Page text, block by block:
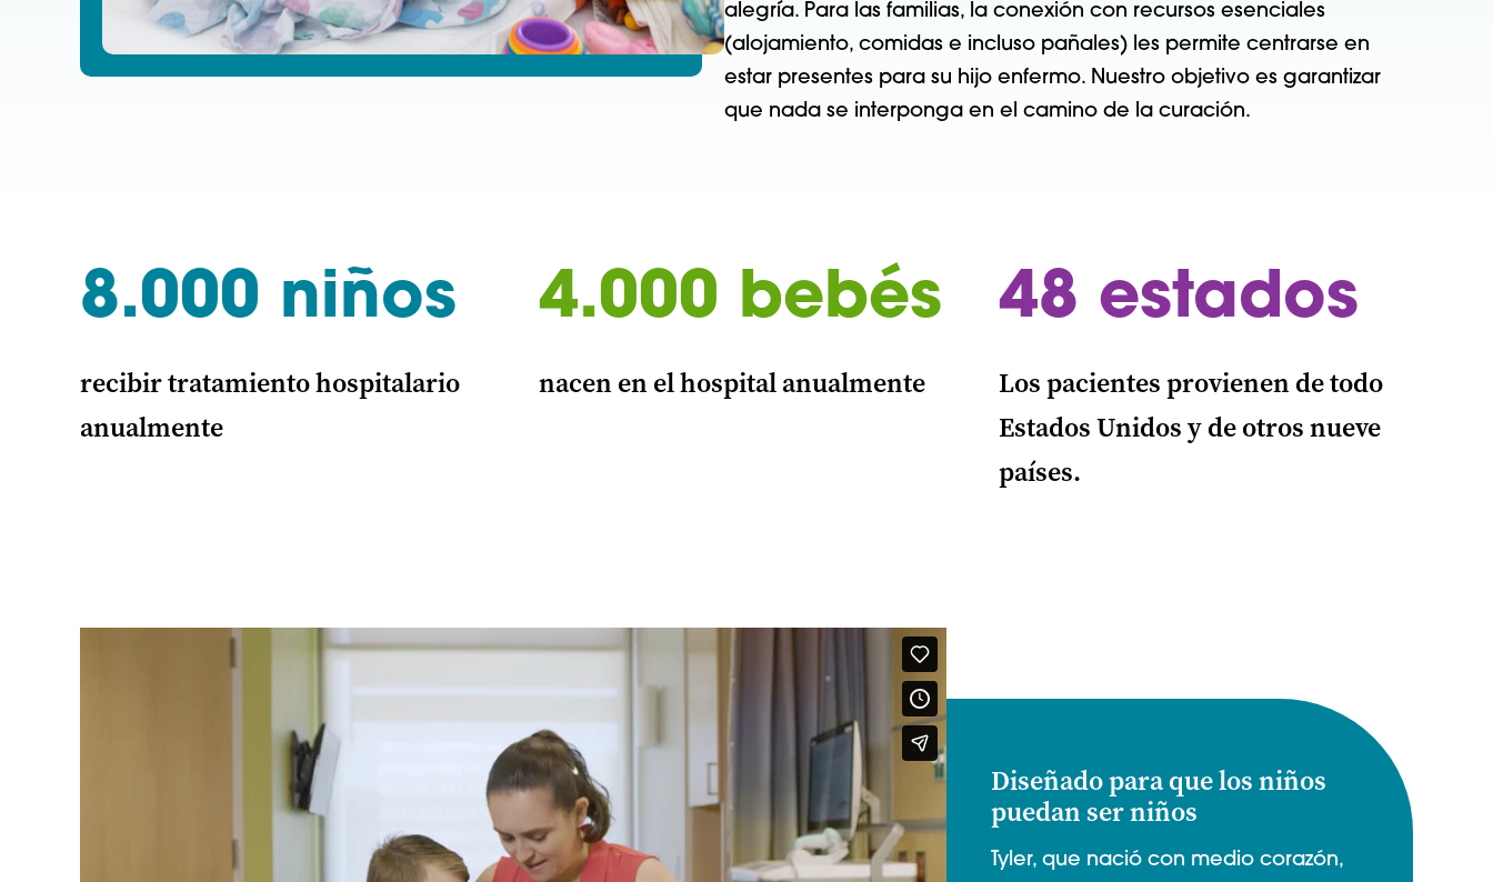
alegría. Para las familias, la conexión con recursos esenciales
(alojamiento, comidas e incluso pañales) les permite centrarse en
estar presentes para su hijo enfermo. Nuestro objetivo es garantizar
que nada se interponga en el camino de la curación.
8.000 niños
recibir tratamiento hospitalario
anualmente
4.000 bebés
nacen en el hospital anualmente
48 estados
Los pacientes provienen de todo
Estados Unidos y de otros nueve
países.
Diseñado para que los niños
puedan ser niños
Tyler, que nació con medio corazón,